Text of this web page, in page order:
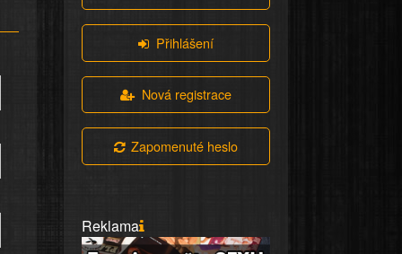
Přihlášení
Nová registrace
Zapomenuté heslo
Reklama